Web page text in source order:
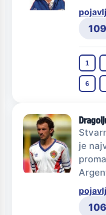
109
1
6
je
106